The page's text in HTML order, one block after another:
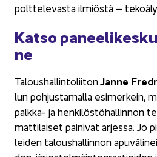
polt­te­le­vas­ta il­miös­tä –
Katso
ne
Ta­lous­hal­lin­to­lii­tonJanne
lun poh­jus­ta­mal­la esi­mer­kein,
palkka-​ ja hen­ki­lös­tö­hal­lin­non
mat­ti­lai­set pai­ni­vat ar­jes­sa. Jo
lei­den ta­lous­hal­lin­non